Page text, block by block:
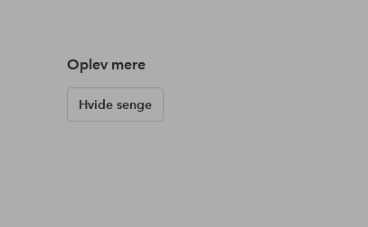
Oplev mere
Hvide senge